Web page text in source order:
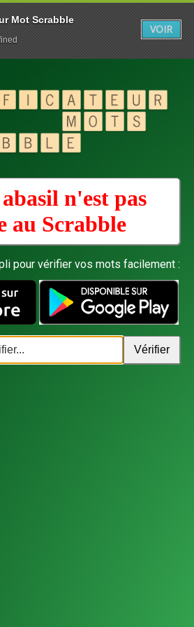
n'est pas
au Scrabble
pour vérifier vos mots facilement :
Mot Scrabble
VOIR